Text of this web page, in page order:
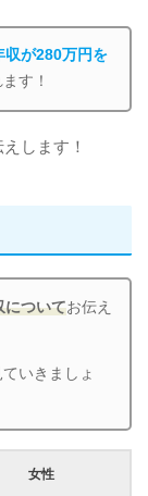
収が280万円を
す！
します！
についてお伝え
いきましょ
女性